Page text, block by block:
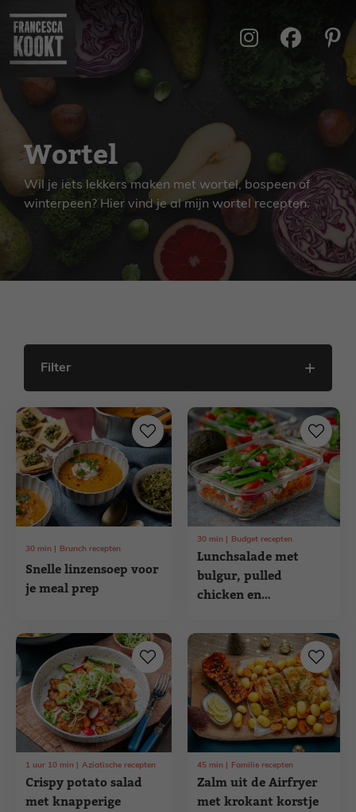
naar
inhoud
Wortel
Wil je iets lekkers maken met wortel, bospeen of
winterpeen? Hier vind je al mijn wortel recepten.
Filter
Snelle linzensoep voor
je meal prep
30 min Brunch recepten
Lunchsalade met
bulgur, pulled
chicken en
30 min Budget recepten
Crispy potato salad
met knapperige
1 uur 10 min Aziatische recepten
Zalm uit de Airfryer
met krokant korstje
45 min Familie recepten